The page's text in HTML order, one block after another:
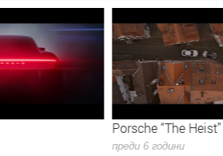
Porsche “The Heist”
преди 6 години